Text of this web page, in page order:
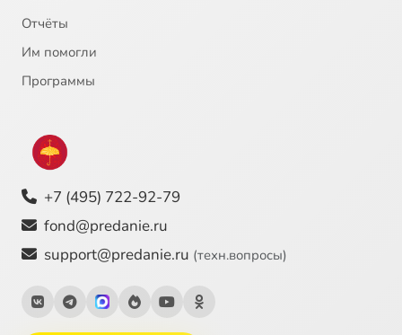
Отчёты
Им помогли
Программы
+7 (495) 722-92-79
fond@predanie.ru
support@predanie.ru (техн.вопросы)